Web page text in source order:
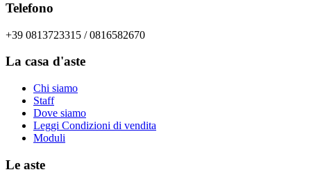
Telefono
+39 0813723315 / 0816582670
La casa d'aste
Chi siamo
Staff
Dove siamo
Leggi Condizioni di vendita
Moduli
Le aste